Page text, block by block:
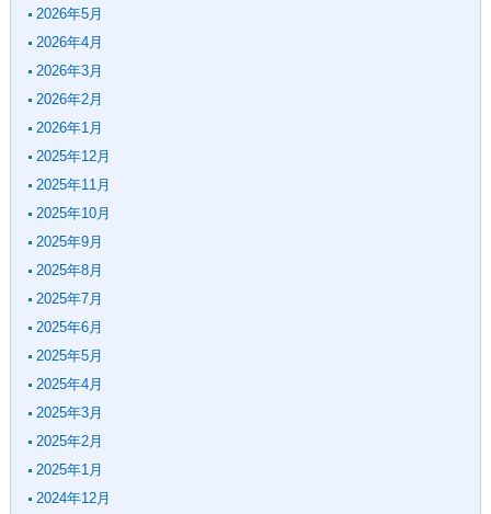
2026年5月
2026年4月
2026年3月
2026年2月
2026年1月
2025年12月
2025年11月
2025年10月
2025年9月
2025年8月
2025年7月
2025年6月
2025年5月
2025年4月
2025年3月
2025年2月
2025年1月
2024年12月